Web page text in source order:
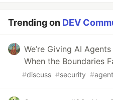
Trending on DEV
We’re Giving AI
When the Boundaries
#discuss #security #